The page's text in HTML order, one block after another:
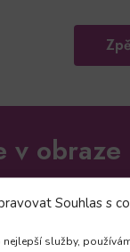
Souhlas s
služby,
v obraze